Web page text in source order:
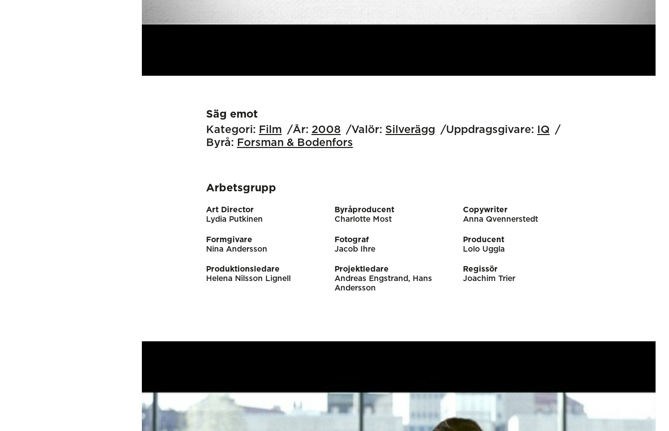
Säg emot
Kategori: Film År: 2008 Valör: Silverägg Uppdragsgivare:
IQ
Byrå: Forsman & Bodenfors
Arbetsgrupp
Art Director
Lydia Putkinen
Byråproducent
Charlotte Most
Copywriter
Anna Qvennerstedt
Formgivare
Nina Andersson
Fotograf
Jacob Ihre
Producent
Lolo Uggla
Produktionsledare
Helena Nilsson Lignell
Projektledare
Andreas Engstrand, Hans
Andersson
Regissör
Joachim Trier